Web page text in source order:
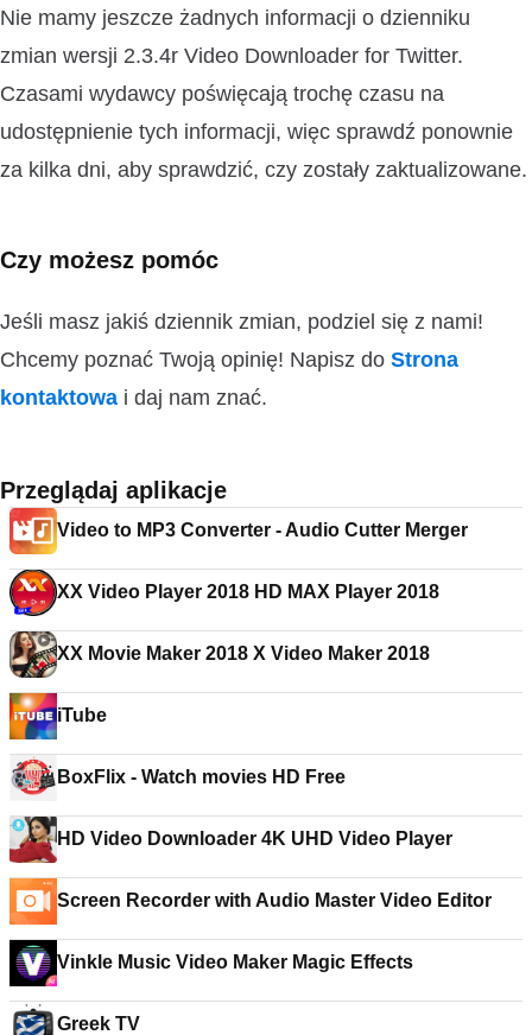
Nie mamy jeszcze żadnych informacji o dzienniku
zmian wersji 2.3.4r Video Downloader for Twitter.
Czasami wydawcy poświęcają trochę czasu na
udostępnienie tych informacji, więc sprawdź ponownie
za kilka dni, aby sprawdzić, czy zostały zaktualizowane.
Czy możesz pomóc
Jeśli masz jakiś dziennik zmian, podziel się z nami!
Chcemy poznać Twoją opinię! Napisz do Strona
kontaktowa i daj nam znać.
Przeglądaj aplikacje
Video to MP3 Converter - Audio Cutter Merger
XX Video Player 2018 HD MAX Player 2018
XX Movie Maker 2018 X Video Maker 2018
iTube
BoxFlix - Watch movies HD Free
HD Video Downloader 4K UHD Video Player
Screen Recorder with Audio Master Video Editor
Vinkle Music Video Maker Magic Effects
Greek TV